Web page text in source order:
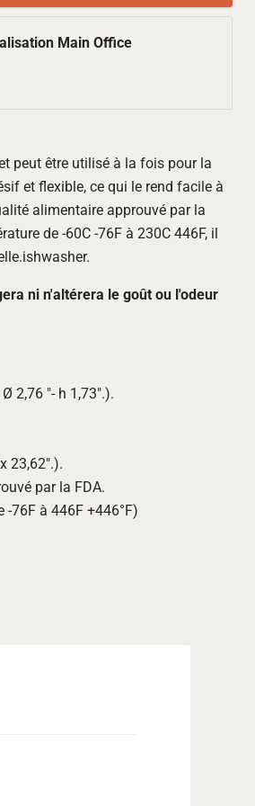
Main Office
peut être utilisé à la fois pour la
et flexible, ce qui le rend facile à
alimentaire approuvé par la
de -60C -76F à 230C 446F, il
ni n'altérera le goût ou l'odeur
2,76 "- h 1,73".).
23,62".).
par la FDA.
-76F à 446F +446°F)